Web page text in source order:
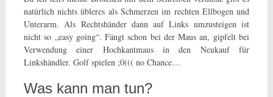
natürlich nichts übleres als Schmerzen im rechten Ellbogen und
Unterarm. Als Rechtshänder dann auf Links umzusteigen ist
nicht so „easy going“. Fängt schon bei der Maus an, gipfelt bei
Verwendung einer Hochkantmaus in den Neukauf für
Linkshändler. Golf spielen ;0((( no Chance…
Was kann man tun?